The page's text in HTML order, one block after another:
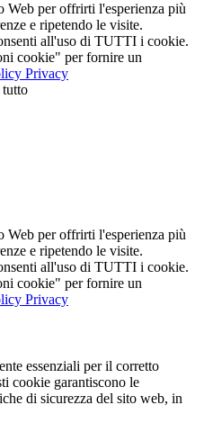
per offrirti l'esperienza più
e ripetendo le visite.
all'uso di TUTTI i cookie.
cookie" per fornire un
Privacy
per offrirti l'esperienza più
e ripetendo le visite.
all'uso di TUTTI i cookie.
cookie" per fornire un
Privacy
essenziali per il corretto
cookie garantiscono le
di sicurezza del sito web, in